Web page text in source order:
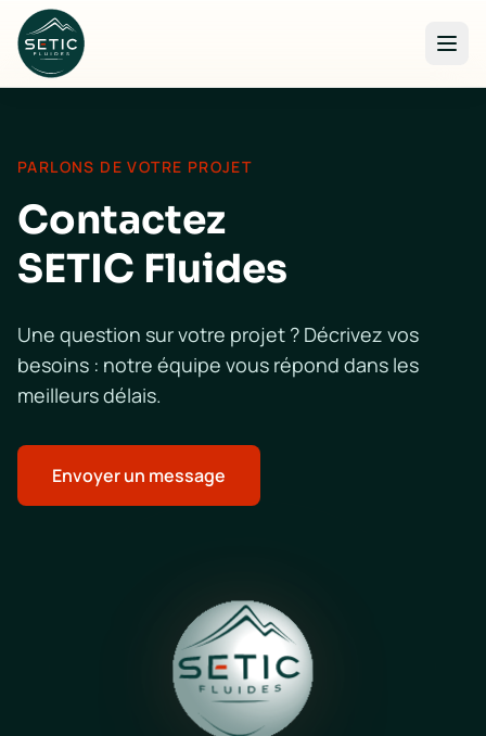
Aller au contenu principal
PARLONS DE VOTRE PROJET
Contactez
SETIC Fluides
Une question sur votre projet ? Décrivez vos
besoins : notre équipe vous répond dans les
meilleurs délais.
Envoyer un message